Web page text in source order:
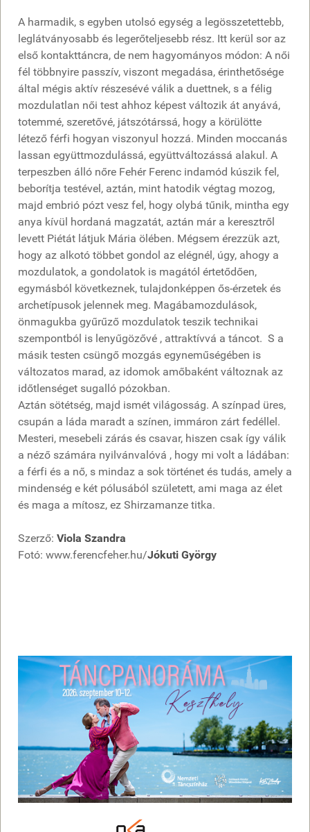
A harmadik, s egyben utolsó egység a legösszetettebb,
leglátványosabb és legerőteljesebb rész. Itt kerül sor az
első kontakttáncra, de nem hagyományos módon: A női
fél többnyire passzív, viszont megadása, érinthetősége
által mégis aktív részesévé válik a duettnek, s a félig
mozdulatlan női test ahhoz képest változik át anyává,
totemmé, szeretővé, játszótárssá, hogy a körülötte
létező férfi hogyan viszonyul hozzá. Minden moccanás
lassan együttmozdulássá, együttváltozássá alakul. A
terpeszben álló nőre Fehér Ferenc indamód kúszik fel,
beborítja testével, aztán, mint hatodik végtag mozog,
majd embrió pózt vesz fel, hogy olybá tűnik, mintha egy
anya kívül hordaná magzatát, aztán már a keresztről
levett Piétát látjuk Mária ölében. Mégsem érezzük azt,
hogy az alkotó többet gondol az elégnél, úgy, ahogy a
mozdulatok, a gondolatok is magától értetődően,
egymásból következnek, tulajdonképpen ős-érzetek és
archetípusok jelennek meg. Magábamozdulások,
önmagukba gyűrűző mozdulatok teszik technikai
szempontból is lenyűgözővé , attraktívvá a táncot. S a
másik testen csüngő mozgás egyneműségében is
változatos marad, az idomok amőbaként változnak az
időtlenséget sugalló pózokban.
Aztán sötétség, majd ismét világosság. A színpad üres,
csupán a láda maradt a színen, immáron zárt fedéllel.
Mesteri, mesebeli zárás és csavar, hiszen csak így válik
a néző számára nyilvánvalóvá , hogy mi volt a ládában:
a férfi és a nő, s mindaz a sok történet és tudás, amely a
mindenség e két pólusából született, ami maga az élet
és maga a mítosz, ez Shirzamanze titka.
Szerző: Viola Szandra
Fotó: www.ferencfeher.hu/Jókuti György